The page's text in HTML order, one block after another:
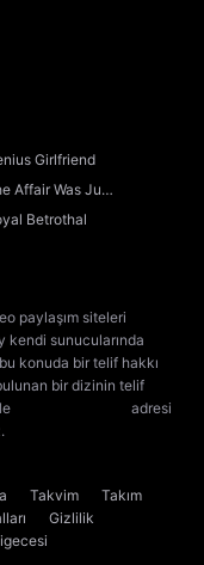
Girlfriend
Affair Was Just
Beginning
Betrothal
paylaşım siteleri
kendi sunucularında
konuda bir telif hakkı
bir dizinin telif
adresi
Takvim
Takım
Gizlilik